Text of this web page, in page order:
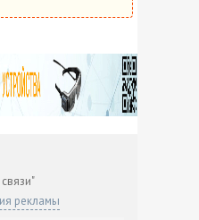
рекламы